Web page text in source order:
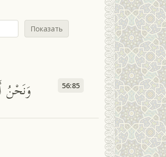
Показать
وَنَحْنُ 56:85